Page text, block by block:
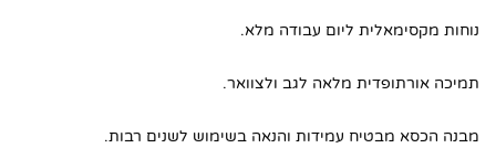
נוחות מקסימאלית ליום עבודה מלא.
תמיכה אורתופדית מלאה לגב ולצוואר.
מבנה הכסא מבטיח עמידות והנאה בשימוש לשנים רבות.